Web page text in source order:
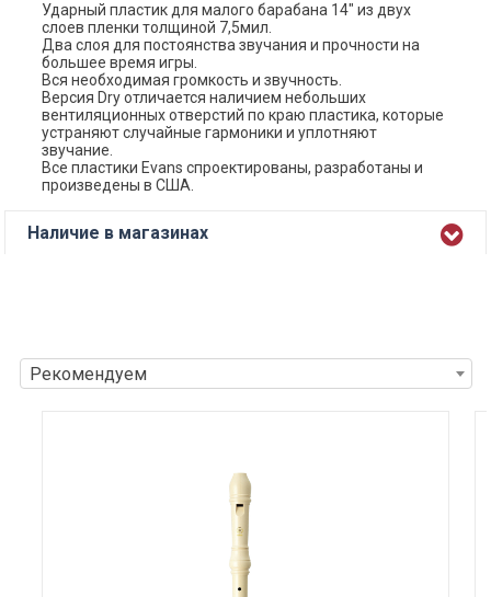
Ударный пластик для малого барабана 14" из двух
слоев пленки толщиной 7,5мил.
Два слоя для постоянства звучания и прочности на
большее время игры.
Вся необходимая громкость и звучность.
Версия Dry отличается наличием небольших
вентиляционных отверстий по краю пластика, которые
устраняют случайные гармоники и уплотняют
звучание.
Все пластики Evans спроектированы, разработаны и
произведены в США.
Наличие в магазинах
Рекомендуем